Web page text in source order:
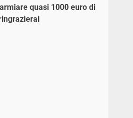
quasi 1000 euro di